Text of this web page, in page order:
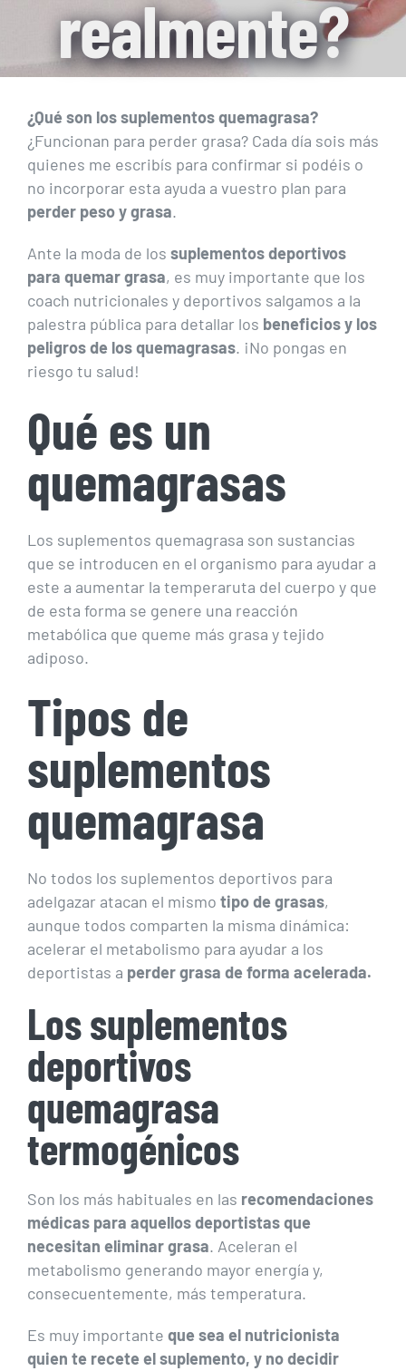
realmente?
¿Qué son los suplementos quemagrasa?
¿Funcionan para perder grasa? Cada día sois más
quienes me escribís para confirmar si podéis o
no incorporar esta ayuda a vuestro plan para
perder peso y grasa.
Ante la moda de los suplementos deportivos
para quemar grasa, es muy importante que los
coach nutricionales y deportivos salgamos a la
palestra pública para detallar los beneficios y los
peligros de los quemagrasas. ¡No pongas en
riesgo tu salud!
Qué es un
quemagrasas
Los suplementos quemagrasa son sustancias
que se introducen en el organismo para ayudar a
este a aumentar la temperaruta del cuerpo y que
de esta forma se genere una reacción
metabólica que queme más grasa y tejido
adiposo.
Tipos de
suplementos
quemagrasa
No todos los suplementos deportivos para
adelgazar atacan el mismo tipo de grasas,
aunque todos comparten la misma dinámica:
acelerar el metabolismo para ayudar a los
deportistas a perder grasa de forma acelerada.
Los suplementos
deportivos
quemagrasa
termogénicos
Son los más habituales en las recomendaciones
médicas para aquellos deportistas que
necesitan eliminar grasa. Aceleran el
metabolismo generando mayor energía y,
consecuentemente, más temperatura.
Es muy importante que sea el nutricionista
quien te recete el suplemento, y no decidir